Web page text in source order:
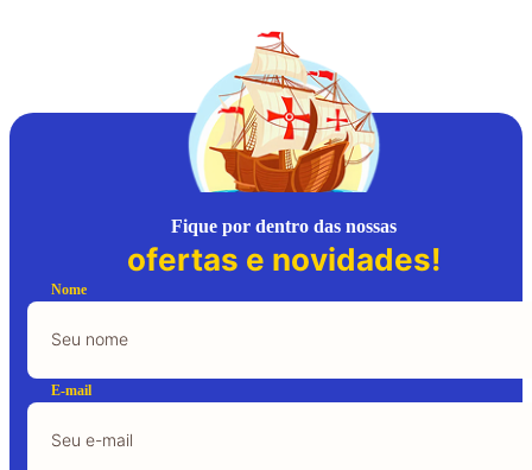
Fique por dentro das nossas
ofertas e novidades!
Nome
E-mail